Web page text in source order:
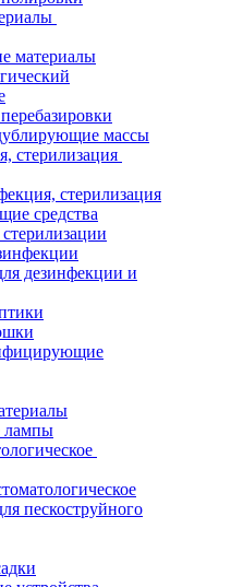
материалы
массы
стерилизация
стерилизация
средства
дезинфекции и
лампы
пескоструйного